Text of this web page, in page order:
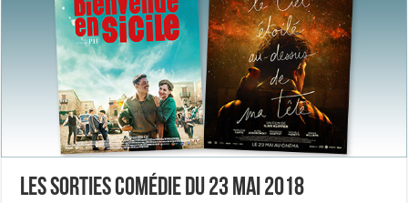
Les sorties Comédie du 23 mai 2018